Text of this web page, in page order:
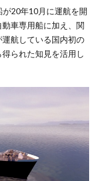
20年10月に運航を開
車専用船に加え、関
航している国内初の
られた知見を活用し